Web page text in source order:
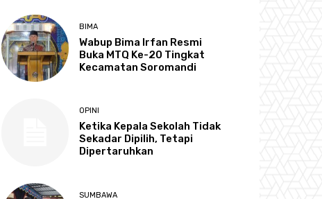
BIMA
Wabup Bima Irfan Resmi
Buka MTQ Ke-20 Tingkat
Kecamatan Soromandi
OPINI
Ketika Kepala Sekolah Tidak
Sekadar Dipilih, Tetapi
Dipertaruhkan
SUMBAWA